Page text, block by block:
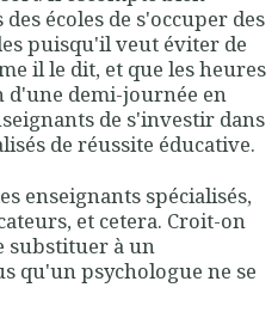
écoles de s'occuper des
puisqu'il veut éviter de
il le dit, et que les heures
d'une demi-journée en
de s'investir dans
de réussite éducative.
enseignants spécialisés,
et cetera. Croit-on
substituer à un
qu'un psychologue ne se